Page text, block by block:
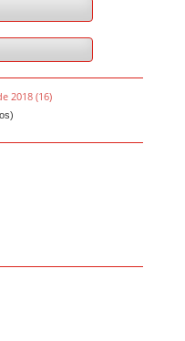
2018 (16)